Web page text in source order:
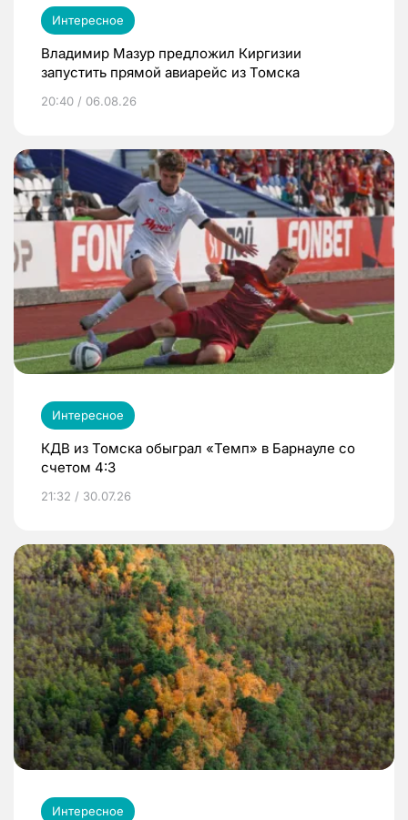
Интересное
Владимир Мазур предложил Киргизии
запустить прямой авиарейс из Томска
20:40 / 06.08.26
Интересное
КДВ из Томска обыграл «Темп» в Барнауле со
счетом 4:3
21:32 / 30.07.26
Интересное